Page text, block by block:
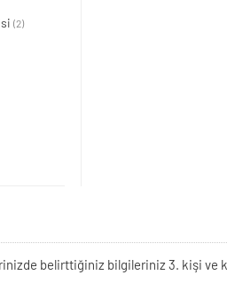
(2)
belirttiğiniz bilgileriniz 3. kişi